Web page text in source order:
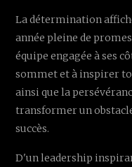
La détermination
année pleine de
équipe engagée à ses
sommet et à inspirer
ainsi que la
transformer un
succès.
D'un leadership